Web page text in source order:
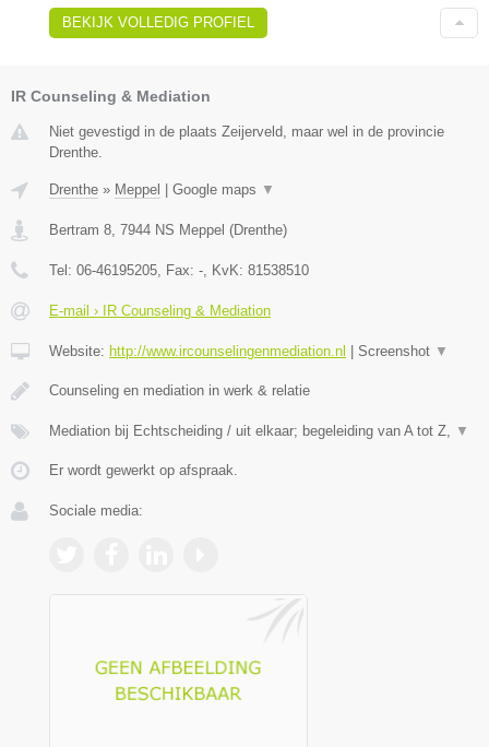
BEKIJK VOLLEDIG PROFIEL
IR Counseling & Mediation
Niet gevestigd in de plaats Zeijerveld, maar wel in de provincie
Drenthe.
Drenthe » Meppel Google maps ▼
Bertram 8 7944 NS Meppel (Drenthe)
Tel: 06-46195205 , Fax: - , KvK: 81538510
E-mail › IR Counseling & Mediation
Website: http://www.ircounselingenmediation.nl Screenshot ▼
Counseling en mediation in werk & relatie
Mediation bij Echtscheiding / uit elkaar; begeleiding van A tot Z, ▼
Er wordt gewerkt op afspraak.
Sociale media: